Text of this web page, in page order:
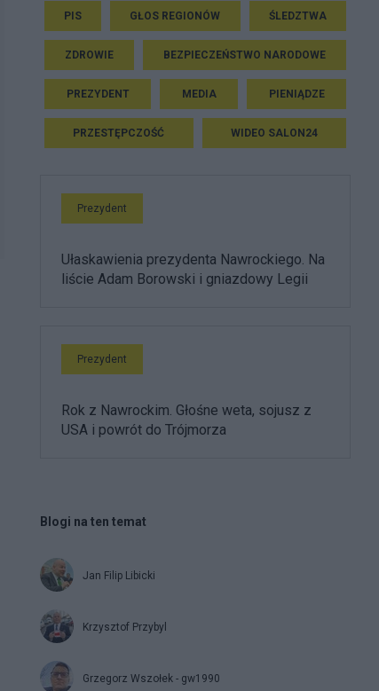
PIS GŁOS REGIONÓW ŚLEDZTWA
ZDROWIE BEZPIECZEŃSTWO NARODOWE
PREZYDENT MEDIA PIENIĄDZE
PRZESTĘPCZOŚĆ WIDEO SALON24
Prezydent
Ułaskawienia prezydenta Nawrockiego. Na
liście Adam Borowski i gniazdowy Legii
Prezydent
Rok z Nawrockim. Głośne weta, sojusz z
USA i powrót do Trójmorza
Blogi na ten temat
Jan Filip Libicki
Krzysztof Przybyl
Grzegorz Wszołek - gw1990